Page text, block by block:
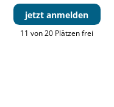
jetzt anmelden
11 von 20 Plätzen frei